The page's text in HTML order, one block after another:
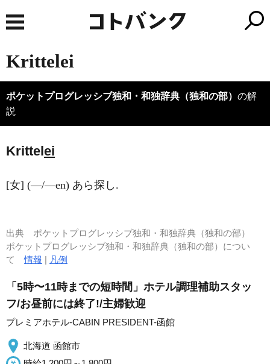
Krittelei
ポケットプログレッシブ独和・和独辞典（独和の部） の解
説
Krittelei
[女] (―/―en) あら探し.
出典 ポケットプログレッシブ独和・和独辞典（独和の部）
ポケットプログレッシブ独和・和独辞典（独和の部）につい
て情報 | 凡例
「5時〜11時までの短時間」ホテル調理補助スタッ
フ/お昼前には終了!/主婦歓迎
プレミアホテル-CABIN PRESIDENT-函館
北海道 函館市